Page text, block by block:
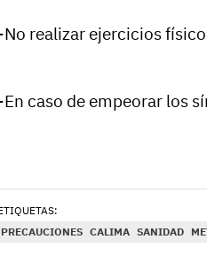
No realizar ejercicios
En caso de empeorar los
PRECAUCIONES CALIMA SANIDAD